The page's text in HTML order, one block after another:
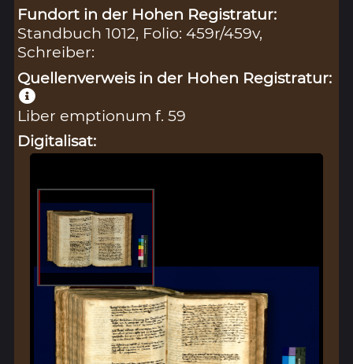
Fundort in der Hohen Registratur:
Standbuch 1012, Folio: 459r/459v,
Schreiber:
Quellenverweis in der Hohen Registratur:
Liber emptionum f. 59
Digitalisat: